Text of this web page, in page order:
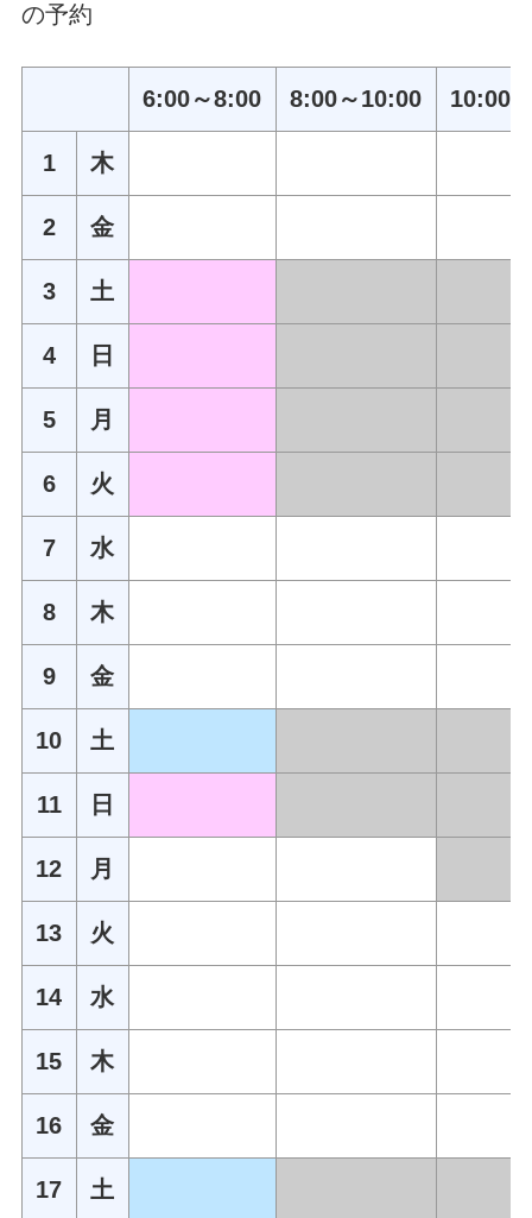
の予約
6:00～8:00 8:00～10:00 10:00
1 木
2 金
3 土
4 日
5 月
6 火
7 水
8 木
9 金
10 土
11 日
12 月
13 火
14 水
15 木
16 金
17 土